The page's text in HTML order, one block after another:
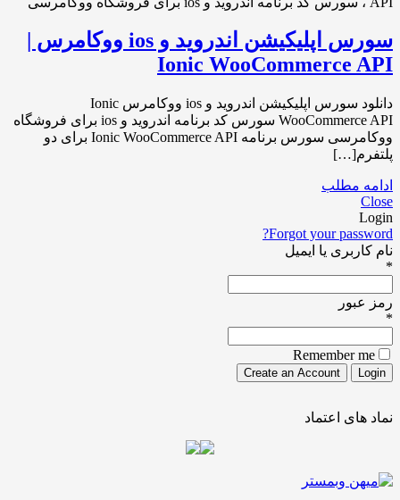
سورس اپلیکیشن اندروید و ios ووکامرس |
Ionic WooCommerce API
دانلود سورس اپلیکیشن اندروید و ios ووکامرس Ionic
WooCommerce API سورس کد برنامه اندروید و ios برای فروشگاه
ووکامرسی سورس برنامه Ionic WooCommerce API برای دو
پلتفرم[…]
ادامه مطلب
Close
Login
Forgot your password?
نام کاربری یا ایمیل
*
رمز عبور
*
Remember me
نماد های اعتماد